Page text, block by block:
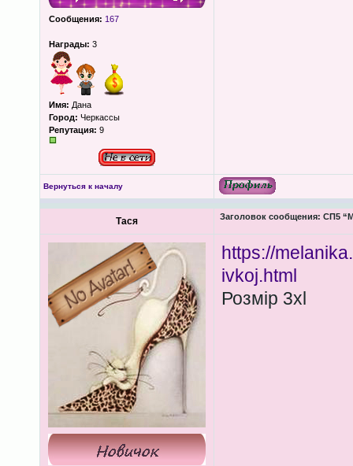
Сообщения: 167
Награды: 3
Имя: Дана
Город: Черкассы
Репутация: 9
Вернуться к началу
Тася Заголовок сообщения: СП5
https://
ivkoj.html
Розмір 3xl